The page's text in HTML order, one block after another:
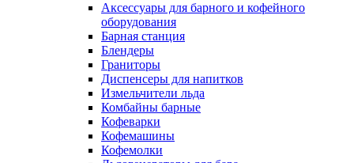
Аксессуары для барного и кофейного
оборудования
Барная станция
Блендеры
Граниторы
Диспенсеры для напитков
Измельчители льда
Комбайны барные
Кофеварки
Кофемашины
Кофемолки